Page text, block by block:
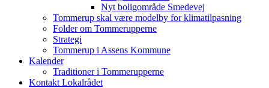
Nyt boligområde Smedevej
Tommerup skal være modelby for klimatilpasning
Folder om Tommerupperne
Strategi
Tommerup i Assens Kommune
Kalender
Traditioner i Tommerupperne
Kontakt Lokalrådet